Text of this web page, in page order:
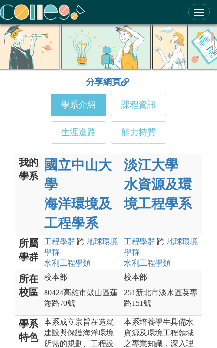
ColleGo! 大學選才與高中育才輔助系統
分享網頁
學系介紹 課程資訊
生涯進路 能力特質
我的
學系
國立中山大
學
海洋環境及
工程學系
淡江大學
水資源及環
境工程學系
所屬
學群
工程學群 跨 地球環境
學群
水利工程學類
工程學群 跨 地球環境
學群
水利工程學類
所在
校區
校本部
80424高雄市鼓山區蓮
海路70號
校本部
251新北市淡水區英專
路151號
學系
特色
本系成立宗旨在造就
建設與保護海洋環境
所需的規劃、工程設
本系培養學生具備水
資源及環境工程領域
之專業知識，深入理